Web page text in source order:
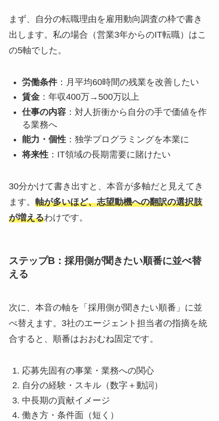
まず、自分の転職理由を雇用動向調査の枠で書き
出します。私の場合（営業3年からのIT転職）はこ
の5軸でした。
労働条件：月平均60時間の残業を改善したい
賃金：年収400万→500万以上
仕事の内容：対人折衝から自分の手で価値を作
る業務へ
能力・個性：独学プログラミングを本業に
将来性：IT領域の長期需要に賭けたい
30分かけて書き出すと、本音が多軸だと見えてき
ます。 軸が多いほど、志望動機への翻訳の選択肢
が増えるわけです。
ステップB：採用側が聞きたい順番に並べ替
える
次に、本音の軸を「採用側が聞きたい順番」に並
べ替えます。3社のエージェント担当者の指摘を統
合すると、順番はおおむね固定です。
応募先固有の事業・業務への関心
自分の経験・スキル（数字＋動詞）
中長期の貢献イメージ
働き方・条件面（短く）